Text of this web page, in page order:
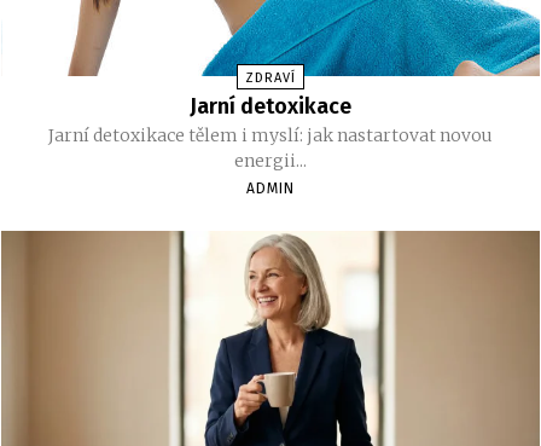
ZDRAVÍ
Jarní detoxikace
Jarní detoxikace tělem i myslí: jak nastartovat novou
energii...
ADMIN